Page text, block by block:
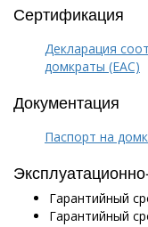
Сертификация
Декларация
домкраты (EAC)
Документация
Паспорт на
Гарантийный
Гарантийный